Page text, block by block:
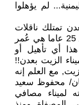
لم يؤهلوا
تمتلك ناقلات
الزيت المذكورة أعلاه لفترة لا تقل عن 25 عاما هي عُمر
هذا أي تأهيل أو
الزيت بعدن!!
مع العلم إنه
محفوظ سعيد
لميناء مصافي